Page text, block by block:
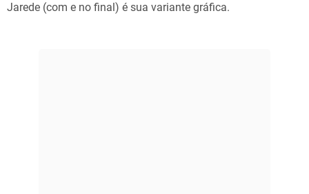
Jarede (com e no final) é sua variante gráfica.